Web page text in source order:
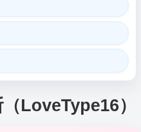
LoveType16）